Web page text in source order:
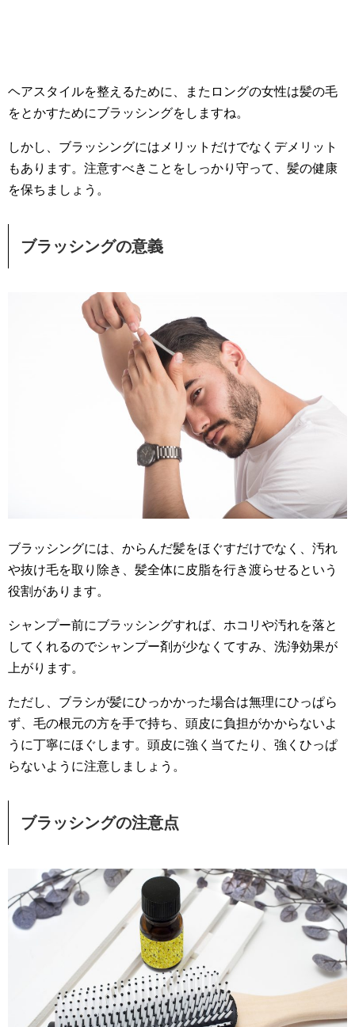
ヘアスタイルを整えるために、またロングの女性は髪の毛
をとかすためにブラッシングをしますね。
しかし、ブラッシングにはメリットだけでなくデメリット
もあります。注意すべきことをしっかり守って、髪の健康
を保ちましょう。
ブラッシングの意義
ブラッシングには、からんだ髪をほぐすだけでなく、汚れ
や抜け毛を取り除き、髪全体に皮脂を行き渡らせるという
役割があります。
シャンプー前にブラッシングすれば、ホコリや汚れを落と
してくれるのでシャンプー剤が少なくてすみ、洗浄効果が
上がります。
ただし、ブラシが髪にひっかかった場合は無理にひっぱら
ず、毛の根元の方を手で持ち、頭皮に負担がかからないよ
うに丁寧にほぐします。頭皮に強く当てたり、強くひっぱ
らないように注意しましょう。
ブラッシングの注意点